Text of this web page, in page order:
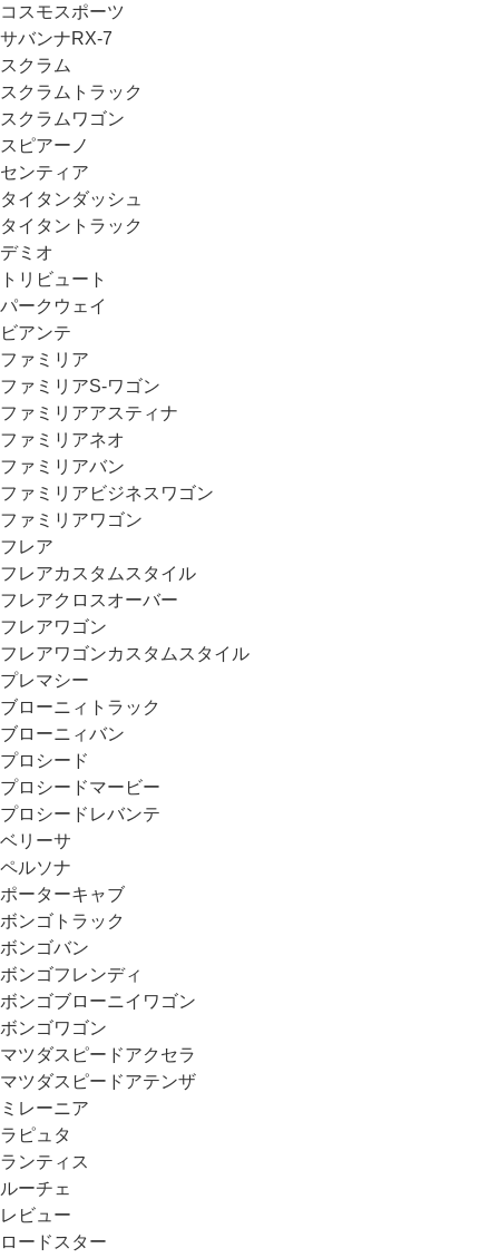
コスモスポーツ
サバンナRX-7
スクラム
スクラムトラック
スクラムワゴン
スピアーノ
センティア
タイタンダッシュ
タイタントラック
デミオ
トリビュート
パークウェイ
ビアンテ
ファミリア
ファミリアS-ワゴン
ファミリアアスティナ
ファミリアネオ
ファミリアバン
ファミリアビジネスワゴン
ファミリアワゴン
フレア
フレアカスタムスタイル
フレアクロスオーバー
フレアワゴン
フレアワゴンカスタムスタイル
プレマシー
ブローニィトラック
ブローニィバン
プロシード
プロシードマービー
プロシードレバンテ
ベリーサ
ペルソナ
ポーターキャブ
ボンゴトラック
ボンゴバン
ボンゴフレンディ
ボンゴブローニイワゴン
ボンゴワゴン
マツダスピードアクセラ
マツダスピードアテンザ
ミレーニア
ラピュタ
ランティス
ルーチェ
レビュー
ロードスター